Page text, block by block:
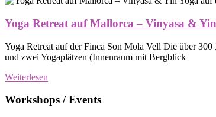
Yoga Retreat auf Mallorca – Vinyasa &
Yoga Retreat auf der Finca Son Mola Vell Die über
und zwei Yogaplätzen (Innenraum mit Bergblick
Weiterlesen
Workshops / Events